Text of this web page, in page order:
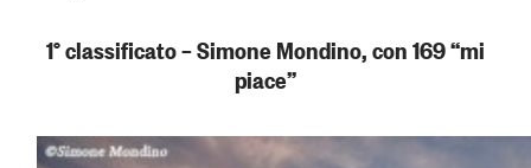
1° classificato – Simone Mondino, con 169 “mi
piace”